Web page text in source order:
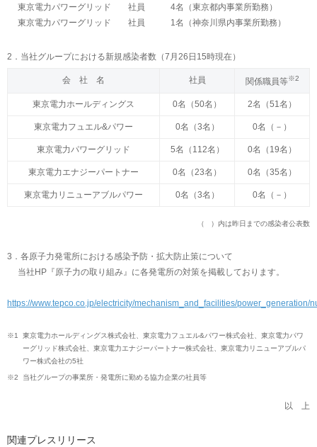
東京電力パワーグリッド 社員 4名（東京都内事業所勤務）
東京電力パワーグリッド 社員 1名（神奈川県内事業所勤務）
2．当社グループにおける新規感染者数（7月26日15時現在）
会 社 名 社員 関係職員等※2
東京電力ホールディングス 0名（50名） 2名（51名）
東京電力フュエル&パワー 0名（3名） 0名（－）
東京電力パワーグリッド 5名（112名） 0名（19名）
東京電力エナジーパートナー 0名（23名） 0名（35名）
東京電力リニューアブルパワー 0名（3名） 0名（－）
（ ）内は昨日までの感染者公表数
3．各原子力発電所における感染予防・拡大防止策について
当社HP『原子力の取り組み』に各発電所の対策を掲載しております。
https://www.tepco.co.jp/electricity/mechanism_and_facilities/power_generation/
※1 東京電力ホールディングス株式会社、東京電力フュエル&パワー株式会社、東京電力パワ
ーグリッド株式会社、東京電力エナジーパートナー株式会社、東京電力リニューアブルパ
ワー株式会社の5社
※2 当社グループの事業所・発電所に勤める協力企業の社員等
以 上
関連プレスリリース